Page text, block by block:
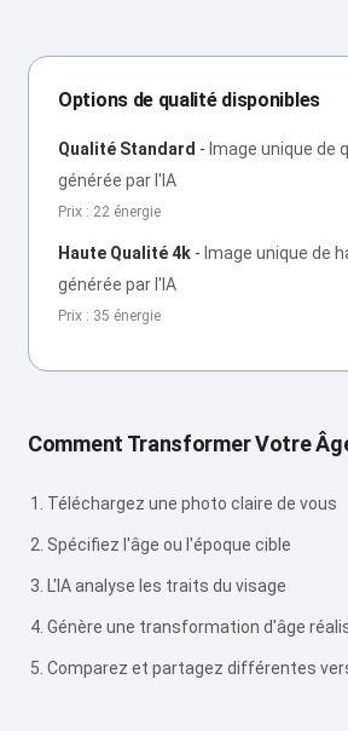
Options de qualité disponibles
Qualité Standard - Image unique de
générée par l'IA
Prix : 22 énergie
Haute Qualité 4k - Image unique de
générée par l'IA
Prix : 35 énergie
Comment Transformer Votre
Téléchargez une photo claire de vous
Spécifiez l'âge ou l'époque cible
L'IA analyse les traits du visage
Génère une transformation d'âge
Comparez et partagez différentes